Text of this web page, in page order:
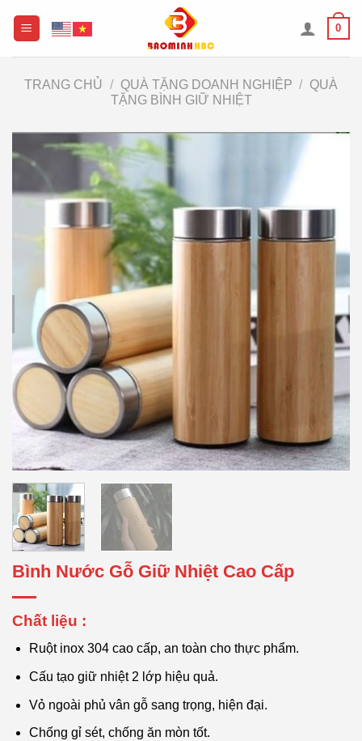
0
TRANG CHỦ / QUÀ TẶNG DOANH NGHIỆP / QUÀ
TẶNG BÌNH GIỮ NHIỆT
Bình Nước Gỗ Giữ Nhiệt Cao Cấp
Chất liệu :
Ruột inox 304 cao cấp, an toàn cho thực phẩm.
Cấu tạo giữ nhiệt 2 lớp hiệu quả.
Vỏ ngoài phủ vân gỗ sang trọng, hiện đại.
Chống gỉ sét, chống ăn mòn tốt.